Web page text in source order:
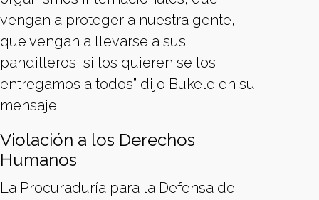
vengan a proteger a nuestra gente,
que vengan a llevarse a sus
pandilleros, si los quieren se los
entregamos a todos” dijo Bukele en su
mensaje.
Violación a los Derechos
Humanos
La Procuraduría para la Defensa de